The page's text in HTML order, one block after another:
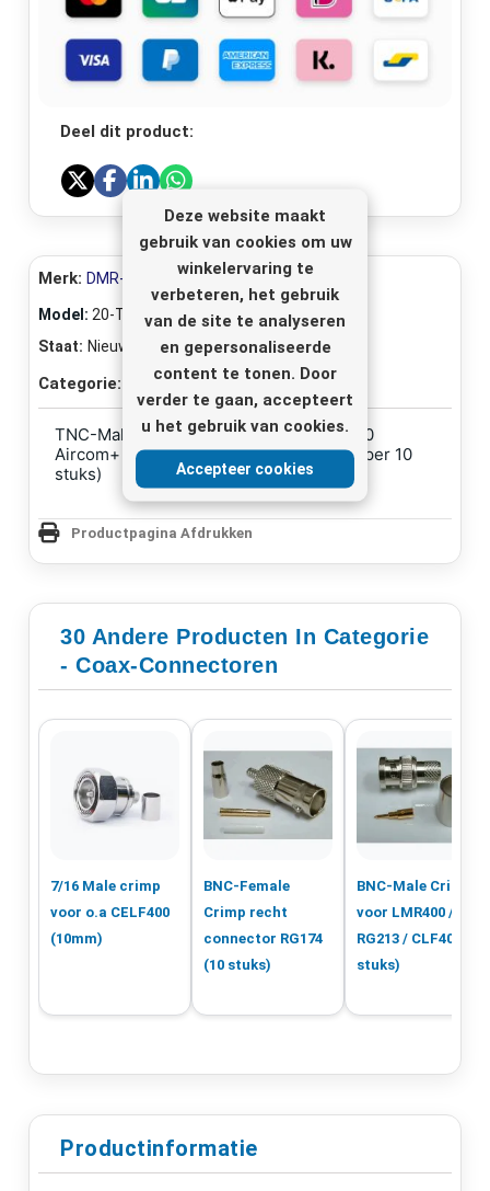
Deze website maakt
gebruik van cookies om uw
winkelervaring te
verbeteren, het gebruik
van de site te analyseren
en gepersonaliseerde
content te tonen. Door
verder te gaan, accepteert
u het gebruik van cookies.
Accepteer cookies
Deel dit product:
Merk: DMR-Electronics
Model: 20-TNC1011
Staat: Nieuw
Categorie: Coax-connectoren
TNC-Male crimp connector voor LMR400
Aircom+ H1000 CLF400 CELF400 (Prijs per 10
stuks)
Productpagina Afdrukken
30 Andere Producten In Categorie
- Coax-Connectoren
7/16 Male crimp
voor o.a CELF400
(10mm)
BNC-Female
Crimp recht
connector RG174
(10 stuks)
BNC-Male Crimp
voor LMR400 /
RG213 / CLF400 (10
stuks)
Productinformatie